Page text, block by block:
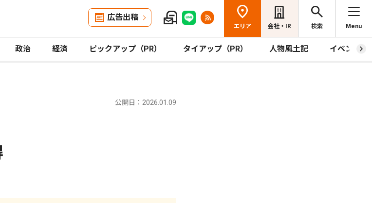
広告出稿
エリア 会社・IR 検索 Menu
政治 経済 ピックアップ（PR） タイアップ（PR） 人物風土記 イベント
公開日：2026.01.09